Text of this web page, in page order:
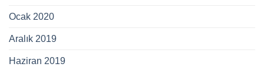
Ocak 2020
Aralık 2019
Haziran 2019